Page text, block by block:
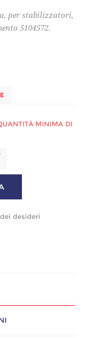
per stabilizzatori,
5104572.
MINIMA DI